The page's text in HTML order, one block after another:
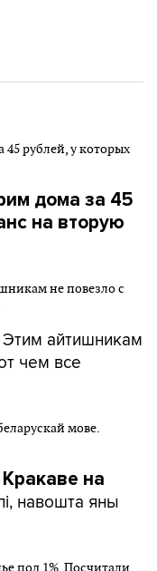
дома за 45
на вторую
Этим айтишникам
чем все
на
навошта яны